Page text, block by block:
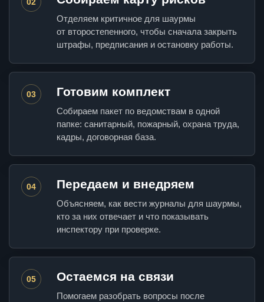
Отделяем критичное для шаурмы
от второстепенного, чтобы сначала закрыть
штрафы, предписания и остановку работы.
03 Готовим комплект
Собираем пакет по ведомствам в одной
папке: санитарный, пожарный, охрана труда,
кадры, договорная база.
04 Передаем и внедряем
Объясняем, как вести журналы для шаурмы,
кто за них отвечает и что показывать
инспектору при проверке.
05 Остаемся на связи
Помогаем разобрать вопросы после